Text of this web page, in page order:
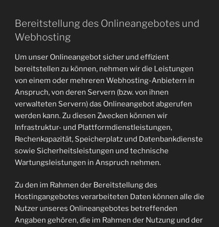
Bereitstellung des Onlineangebotes und
Webhosting
Um unser Onlineangebot sicher und effizient
bereitstellen zu können, nehmen wir die Leistungen
von einem oder mehreren Webhosting-Anbietern in
Anspruch, von deren Servern (bzw. von ihnen
verwalteten Servern) das Onlineangebot abgerufen
werden kann. Zu diesen Zwecken können wir
Infrastruktur- und Plattformdienstleistungen,
Rechenkapazität, Speicherplatz und Datenbankdienste
sowie Sicherheitsleistungen und technische
Wartungsleistungen in Anspruch nehmen.
Zu den im Rahmen der Bereitstellung des
Hostingangebotes verarbeiteten Daten können alle die
Nutzer unseres Onlineangebotes betreffenden
Angaben gehören, die im Rahmen der Nutzung und der